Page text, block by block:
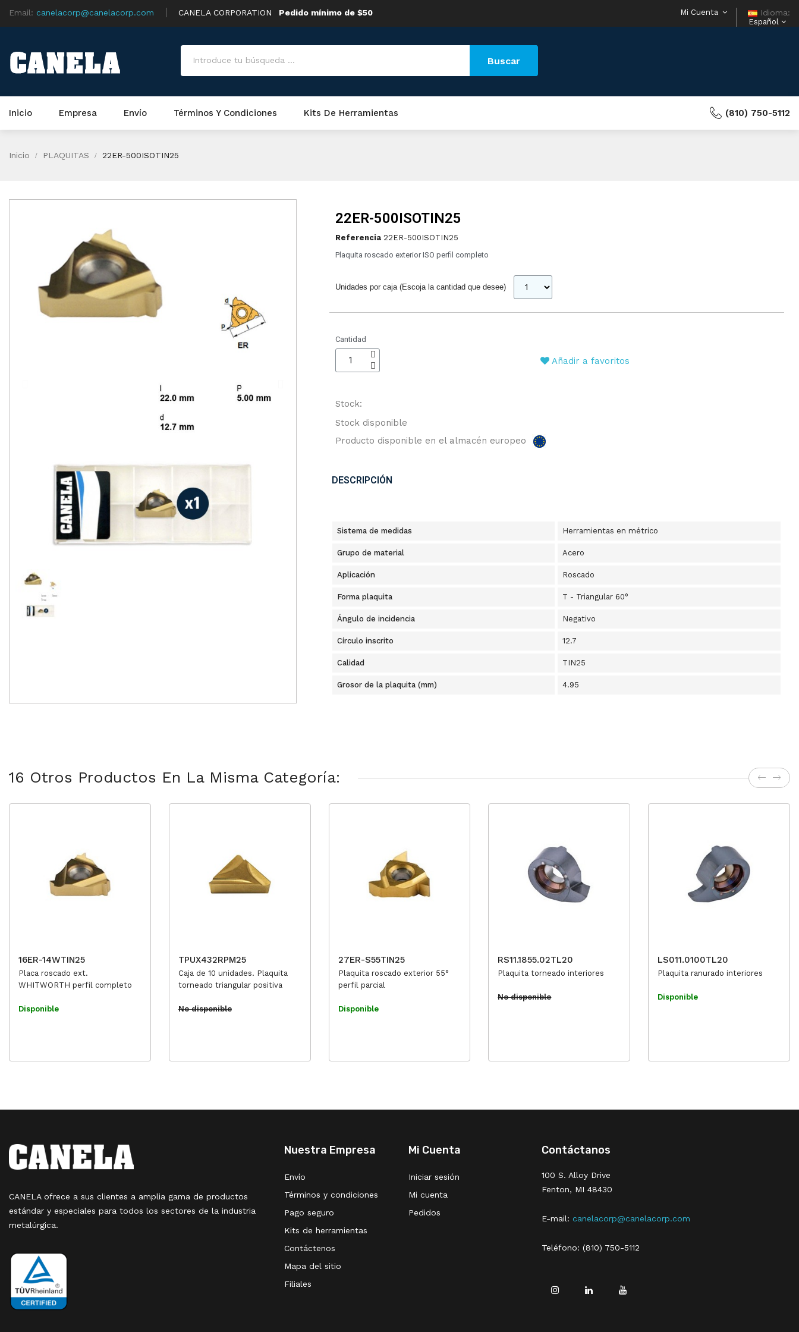
Idioma:
Español
Email: canelacorp@canelacorp.com CANELA CORPORATION Pedido mínimo de $50 Mi Cuenta
Buscar
Inicio Empresa Envío Términos Y Condiciones Kits De Herramientas (810) 750-5112
Inicio PLAQUITAS 22ER-500ISOTIN25
22ER-500ISOTIN25
Referencia 22ER-500ISOTIN25
Plaquita roscado exterior ISO perfil completo
Unidades por caja (Escoja la cantidad que desee)
Cantidad
Añadir a favoritos
Stock:
Stock disponible
Producto disponible en el almacén europeo
DESCRIPCIÓN
Sistema de medidas Herramientas en métrico
Grupo de material Acero
Aplicación Roscado
Forma plaquita T - Triangular 60°
Ángulo de incidencia Negativo
Círculo inscrito 12.7
Calidad TIN25
Grosor de la plaquita (mm) 4.95
16 Otros Productos En La Misma Categoría:
16ER-14WTIN25
Placa roscado ext.
WHITWORTH perfil completo
Disponible
TPUX432RPM25
Caja de 10 unidades. Plaquita
torneado triangular positiva
No disponible
27ER-S55TIN25
Plaquita roscado exterior 55°
perfil parcial
Disponible
RS11.1855.02TL20
Plaquita torneado interiores
No disponible
LS011.0100TL20
Plaquita ranurado interiores
Disponible
CANELA ofrece a sus clientes a amplia gama de productos
estándar y especiales para todos los sectores de la industria
metalúrgica.
Nuestra Empresa
Envío
Términos y condiciones
Pago seguro
Kits de herramientas
Contáctenos
Mapa del sitio
Filiales
Mi Cuenta
Iniciar sesión
Mi cuenta
Pedidos
Contáctanos
100 S. Alloy Drive
Fenton, MI 48430
E-mail: canelacorp@canelacorp.com
Teléfono: (810) 750-5112